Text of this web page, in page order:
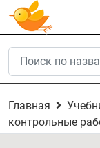
Главная
контрольные